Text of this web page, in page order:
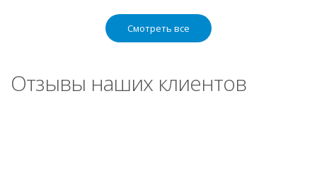
Смотреть все
Отзывы наших клиентов